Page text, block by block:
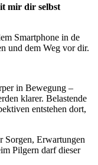
mir dir selbst
Smartphone in de
und dem Weg vor dir.
in Bewegung –
klarer. Belastende
entstehen dort,
Sorgen, Erwartungen
Pilgern darf dieser